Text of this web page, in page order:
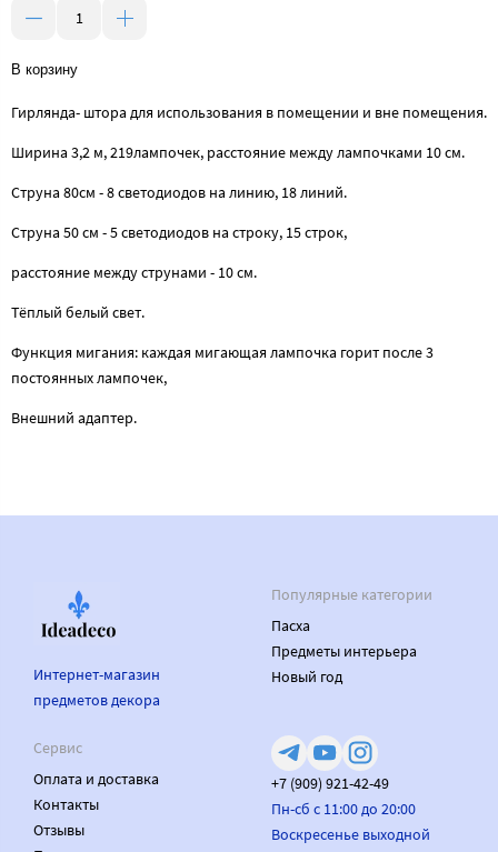
В корзину
Гирлянда- штора для использования в помещении и вне помещения.
Ширина 3,2 м, 219лампочек, расстояние между лампочками 10 см.
Струна 80см - 8 светодиодов на линию, 18 линий.
Струна 50 см - 5 светодиодов на строку, 15 строк,
расстояние между струнами - 10 см.
Тёплый белый свет.
Функция мигания: каждая мигающая лампочка горит после 3
постоянных лампочек,
Внешний адаптер.
Интернет-магазин
предметов декора
Популярные категории
Пасха
Предметы интерьера
Новый год
Сервис
Оплата и доставка
Контакты
Отзывы
+7 (909) 921-42-49
Пн-сб с 11:00 до 20:00
Воскресенье выходной